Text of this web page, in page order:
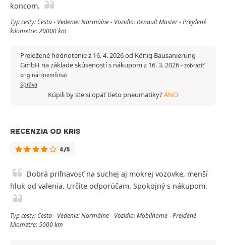
koncom.
Typ cesty: Cesta - Vedenie: Normálne - Vozidlo: Renault Master - Prejdené
kilometre: 20000 km
Preložené hodnotenie z 16. 4. 2026 od König Bausanierung
GmbH na základe skúseností s nákupom z 16. 3. 2026- zobraziť
originál (nemčina)
Správa
Kúpili by ste si opäť tieto pneumatiky?ÁNO
RECENZIA OD KRIS
4/5
Dobrá priľnavosť na suchej aj mokrej vozovke, menší
hluk od valenia. Určite odporúčam. Spokojný s nákupom.
Typ cesty: Cesta - Vedenie: Normálne - Vozidlo: Mobilhome - Prejdené
kilometre: 5000 km